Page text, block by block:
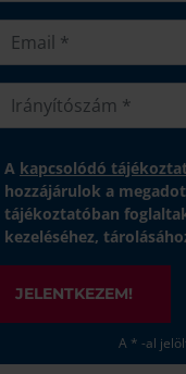
A kapcsolódó
hozzájárulok a
tájékoztatóban
kezeléséhez,
JELENTKEZEM!
A * -al